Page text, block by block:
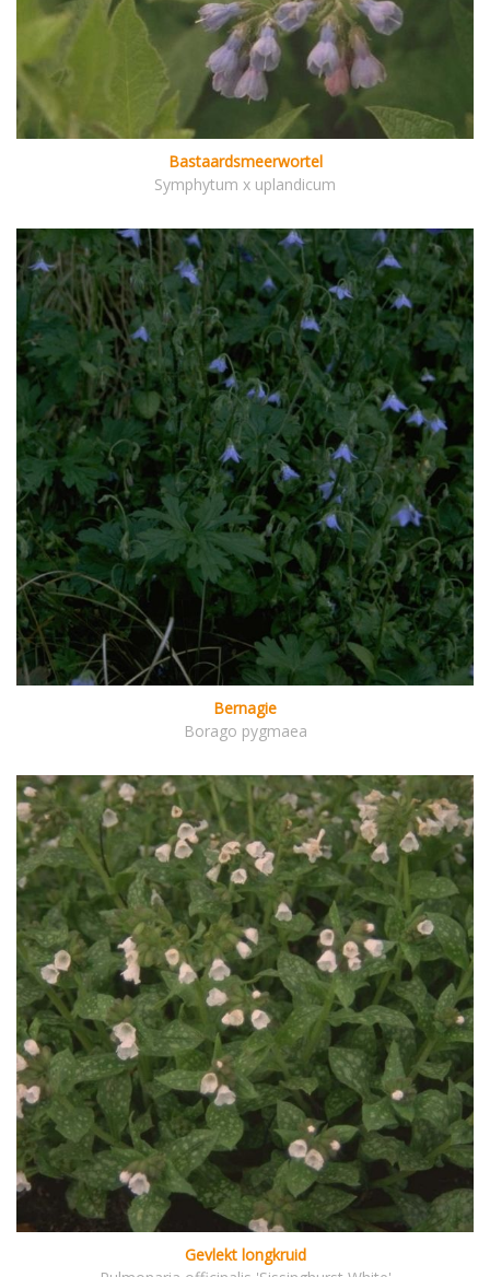
Bastaardsmeerwortel
Symphytum x uplandicum
Bernagie
Borago pygmaea
Gevlekt longkruid